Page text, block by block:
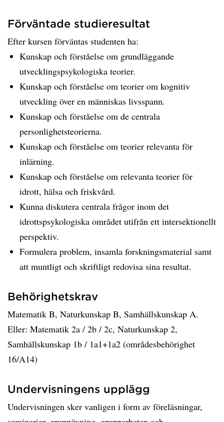
Förväntade studieresultat
Efter kursen förväntas studenten ha:
Kunskap och förståelse om grundläggande
utvecklingspsykologiska teorier.
Kunskap och förståelse om teorier om kognitiv
utveckling över en människas livsspann.
Kunskap och förståelse om de centrala
personlighetsteorierna.
Kunskap och förståelse om teorier relevanta för
inlärning.
Kunskap och förståelse om relevanta teorier för
idrott, hälsa och friskvård.
Kunna diskutera centrala frågor inom det
idrottspsykologiska området utifrån ett intersektionellt
perspektiv.
Formulera problem, insamla forskningsmaterial samt
att muntligt och skriftligt redovisa sina resultat.
Behörighetskrav
Matematik B, Naturkunskap B, Samhällskunskap A.
Eller: Matematik 2a / 2b / 2c, Naturkunskap 2,
Samhällskunskap 1b / 1a1+1a2 (områdesbehörighet
16/A14)
Undervisningens upplägg
Undervisningen sker vanligen i form av föreläsningar,